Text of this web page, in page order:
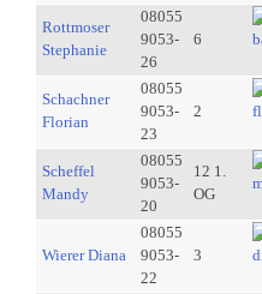
Rottmoser
Stephanie
08055
9053-
26
6
Schachner
Florian
08055
9053-
23
2
Scheffel
Mandy
08055
9053-
20
12 1.
OG
Wierer Diana
08055
9053-
22
3